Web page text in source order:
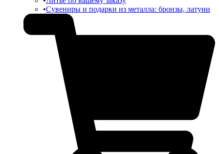
Сувениры и подарки из металла: бронзы, латуни